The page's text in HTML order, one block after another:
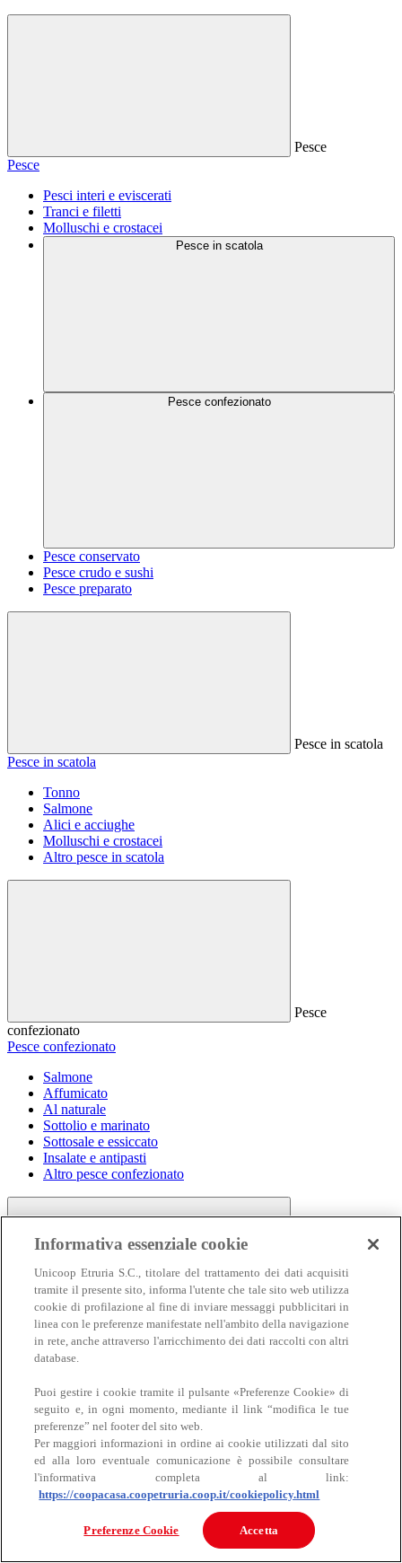
Pesce
Pesce
Pesci interi e eviscerati
Tranci e filetti
Molluschi e crostacei
Pesce in scatola
Pesce confezionato
Pesce conservato
Pesce crudo e sushi
Pesce preparato
Pesce in scatola
Pesce in scatola
Tonno
Salmone
Alici e acciughe
Molluschi e crostacei
Altro pesce in scatola
Pesce
confezionato
Pesce confezionato
Salmone
Affumicato
Al naturale
Sottolio e marinato
Sottosale e essiccato
Insalate e antipasti
Altro pesce confezionato
Carne
Carne
Bovino
Informativa essenziale cookie
Unicoop Etruria S.C., titolare del trattamento dei dati acquisiti
tramite il presente sito, informa l'utente che tale sito web utilizza
cookie di profilazione al fine di inviare messaggi pubblicitari in
linea con le preferenze manifestate nell'ambito della navigazione
in rete, anche attraverso l'arricchimento dei dati raccolti con altri
database.
Puoi gestire i cookie tramite il pulsante «Preferenze Cookie» di
seguito e, in ogni momento, mediante il link “modifica le tue
preferenze” nel footer del sito web.
Per maggiori informazioni in ordine ai cookie utilizzati dal sito
ed alla loro eventuale comunicazione è possibile consultare
l'informativa completa al link:
https://coopacasa.coopetruria.coop.it/cookiepolicy.html
Preferenze Cookie Accetta